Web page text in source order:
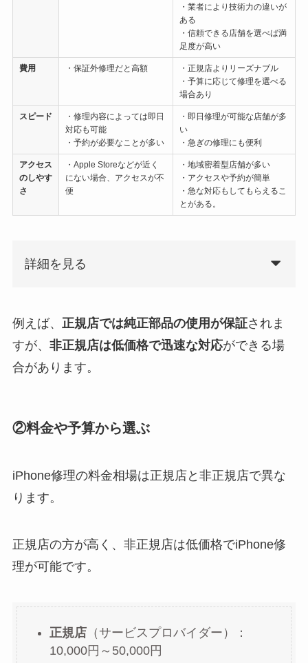
・業者により技術力の違いが
ある
・信頼できる店舗を選べば満
足度が高い
費用 ・保証外修理だと高額
・正規店よりリーズナブル
・予算に応じて修理を選べる
場合あり
スピード
・修理内容によっては即日
対応も可能
・予約が必要なことが多い
・即日修理が可能な店舗が多
い
・急ぎの修理にも便利
アクセス
のしやす
さ
・Apple Storeなどが近く
にない場合、アクセスが不
便
・地域密着型店舗が多い
・アクセスや予約が簡単
・急な対応もしてもらえるこ
とがある。
詳細を見る
例えば、 正規店では純正部品の使用が保証されま
すが、 非正規店は低価格で迅速な対応ができる場
合があります。
②料金や予算から選ぶ
iPhone修理の料金相場は正規店と非正規店で異な
ります。
正規店の方が高く、非正規店は低価格でiPhone修
理が可能です。
正規店（サービスプロバイダー）：
10,000円～50,000円